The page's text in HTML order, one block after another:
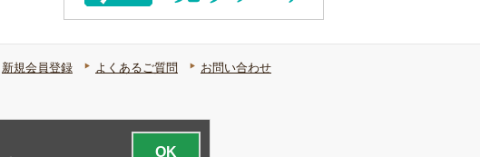
新規会員登録 よくあるご質問
お問い合わせ
OK